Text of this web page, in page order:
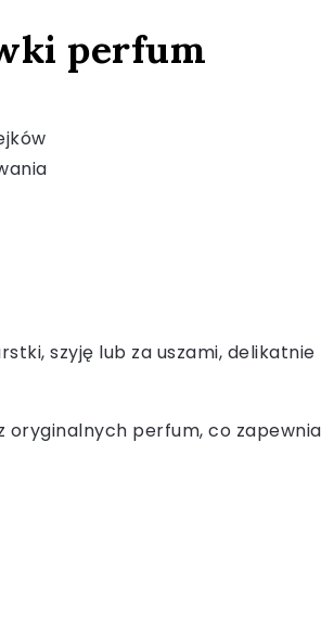
perfum
szyję lub za uszami,
oryginalnych perfum, co